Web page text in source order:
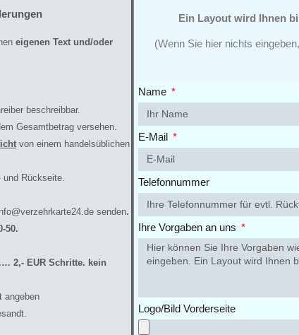
eigenen Text und/oder
beschreibbar.
Gesamtbetrag versehen.
von einem handelsüblichen
Rückseite.
senden.
50.
2,- EUR Schritte. kein
angeben
Ein Layout wird Ihnen
(Wenn Sie hier nichts
Name
E-Mail
Telefonnummer
Ihre Vorgaben an uns
Logo/Bild Vorderseite